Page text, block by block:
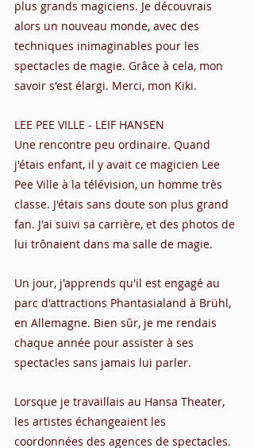
plus grands magiciens. Je découvrais
alors un nouveau monde, avec des
techniques inimaginables pour les
spectacles de magie. Grâce à cela, mon
savoir s'est élargi. Merci, mon Kiki.
LEE PEE VILLE - LEIF HANSEN
Une rencontre peu ordinaire. Quand
j'étais enfant, il y avait ce magicien Lee
Pee Ville à la télévision, un homme très
classe. J'étais sans doute son plus grand
fan. J'ai suivi sa carrière, et des photos de
lui trônaient dans ma salle de magie.
Un jour, j'apprends qu'il est engagé au
parc d'attractions Phantasialand à Brühl,
en Allemagne. Bien sûr, je me rendais
chaque année pour assister à ses
spectacles sans jamais lui parler.
Lorsque je travaillais au Hansa Theater,
les artistes échangeaient les
coordonnées des agences de spectacles.